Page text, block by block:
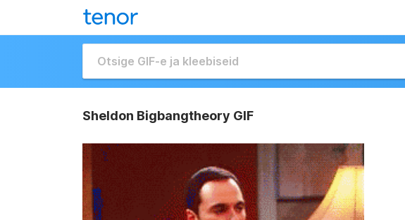
Sheldon Bigbangtheory GIF